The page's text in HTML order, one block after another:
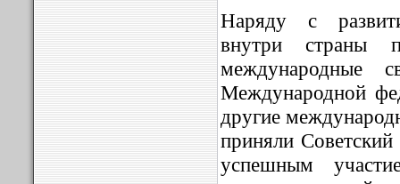
Наряду с
внутри страны
международные
Международной
другие
приняли
успешным